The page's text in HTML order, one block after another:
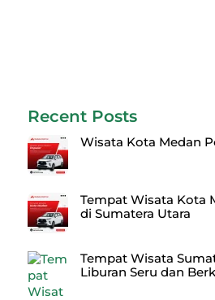
Recent Posts
Wisata Kota Medan
Tempat Wisata Kota
di Sumatera Utara
Tempat Wisata
Liburan Seru dan